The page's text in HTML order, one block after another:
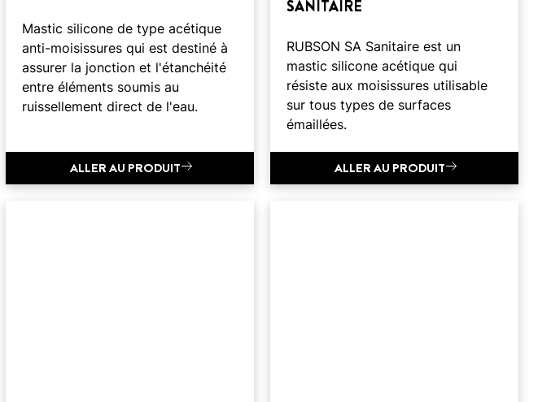
Mastic silicone de type acétique
anti-moisissures qui est destiné à
assurer la jonction et l'étanchéité
entre éléments soumis au
ruissellement direct de l'eau.
ALLER AU PRODUIT
SANITAIRE
RUBSON SA Sanitaire est un
mastic silicone acétique qui
résiste aux moisissures utilisable
sur tous types de surfaces
émaillées.
ALLER AU PRODUIT